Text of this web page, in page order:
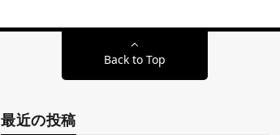
Back to Top
最近の投稿